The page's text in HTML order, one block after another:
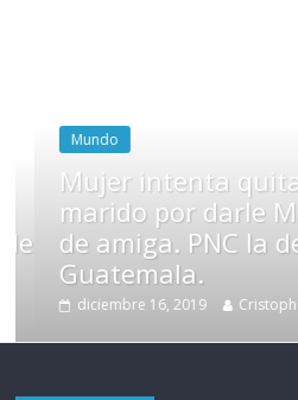
Mundo
Mujer intenta
marido por darle
de amiga. PNC la
Guatemala.
diciembre 16, 2019 Cristopher